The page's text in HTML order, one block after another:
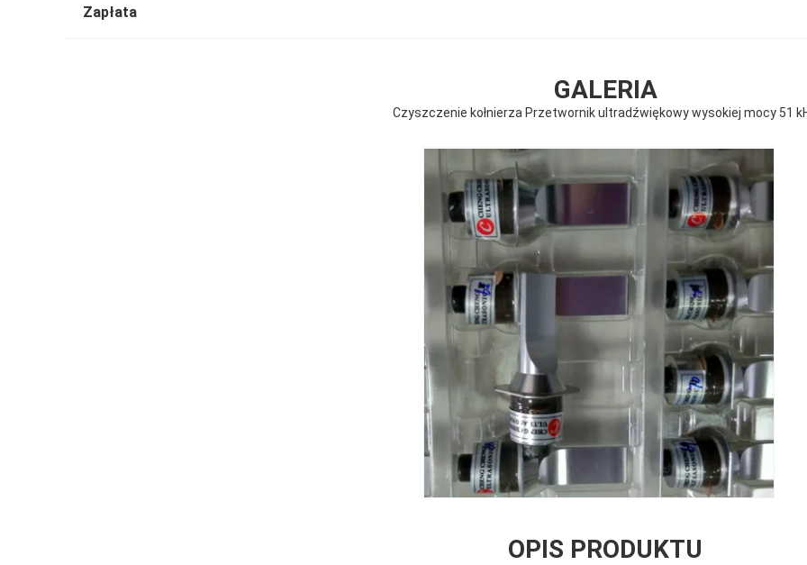
Zapłata
GALERIA
Czyszczenie kołnierza Przetwornik ultradźwiękowy wysokiej mocy 51
OPIS PRODUKTU